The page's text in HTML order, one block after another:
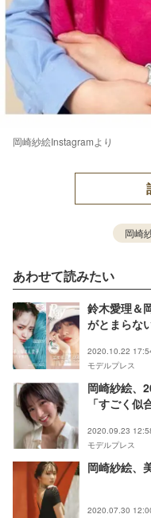
岡崎紗絵Instagramより
岡崎
あわせて読みたい
鈴木愛理＆
がとまらな
2020.10.22
モデルプレス
岡崎紗絵、
「すごく
2020.09.23
モデルプレス
岡崎紗絵、
2020.07.30